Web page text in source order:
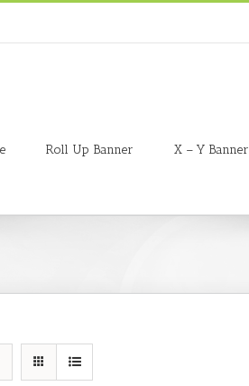
Roll Up Banner X – Y Banner